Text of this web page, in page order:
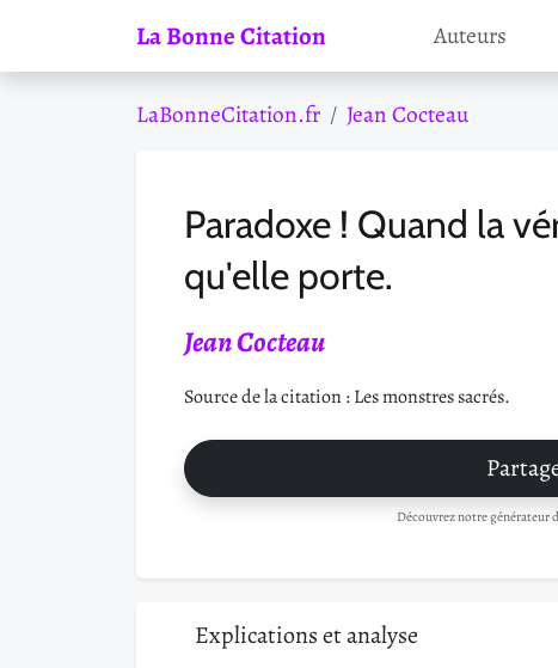
La Bonne Citation Auteurs
LaBonneCitation.fr Jean Cocteau
Paradoxe ! Quand la
qu'elle porte.
Jean Cocteau
Source de la citation : Les monstres sacrés.
Découvrez notre générateur
Explications et analyse